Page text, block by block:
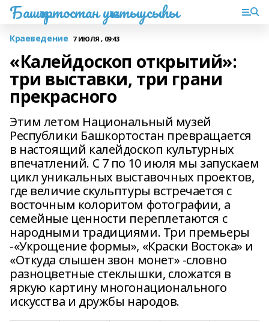
Башҡортостан уҡытыусыһы
Краеведение 7 ИЮЛЯ , 09:43
«Калейдоскоп открытий»:
три выставки, три грани
прекрасного
Этим летом Национальный музей
Республики Башкортостан превращается
в настоящий калейдоскоп культурных
впечатлений. С 7 по 10 июля мы запускаем
цикл уникальных выставочных проектов,
где величие скульптуры встречается с
восточным колоритом фотографии, а
семейные ценности переплетаются с
народными традициями. Три премьеры
-«Укрощение формы», «Краски Востока» и
«Откуда слышен звон монет» -словно
разноцветные стеклышки, сложатся в
яркую картину многонационального
искусства и дружбы народов.